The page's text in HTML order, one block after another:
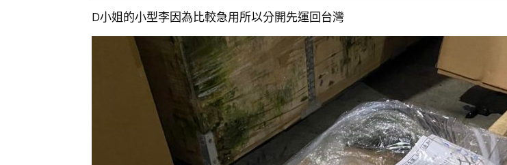
D小姐的小型李因為比較急用所以分開先運回台灣